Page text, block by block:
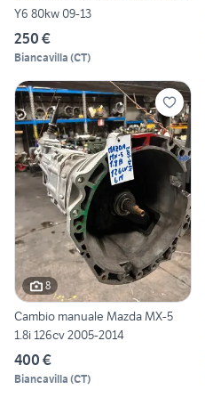
Y6 80kw 09-13
250 €
Biancavilla (CT)
8
Cambio manuale Mazda MX-5
1.8i 126cv 2005-2014
400 €
Biancavilla (CT)